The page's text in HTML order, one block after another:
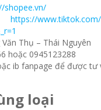
shopee.vn/
https://
Thụ – Thái Nguyên
hoặc 0945123288
ib fanpage để được tư
loại